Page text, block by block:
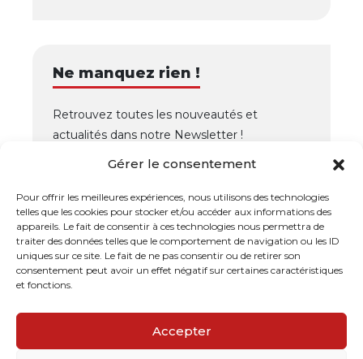
Gérer le consentement
Pour offrir les meilleures expériences, nous utilisons des technologies
telles que les cookies pour stocker et/ou accéder aux informations des
appareils. Le fait de consentir à ces technologies nous permettra de
traiter des données telles que le comportement de navigation ou les ID
uniques sur ce site. Le fait de ne pas consentir ou de retirer son
consentement peut avoir un effet négatif sur certaines caractéristiques
et fonctions.
Accepter
Ne manquez rien !
Retrouvez toutes les nouveautés et
actualités dans notre Newsletter !
OK